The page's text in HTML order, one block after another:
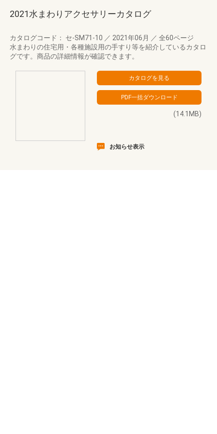
2021水まわりアクセサリーカタログ
カタログコード： セ-SM71-10 ／ 2021年06月 ／ 全60ページ
水まわりの住宅用・各種施設用の手すり等を紹介しているカタロ
グです。商品の詳細情報が確認できます。
(14.1MB)
お知らせ表示